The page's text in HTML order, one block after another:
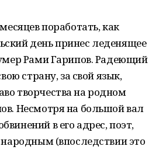
поработать, как
день принес леденящее
Рами Гарипов. Радеющий
страну, за свой язык,
творчества на родном
Несмотря на большой вал
в его адрес, поэт,
(впоследствии это